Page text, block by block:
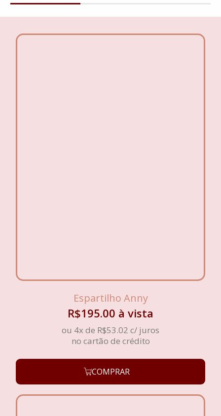
Espartilho Anny
R$195.00 à vista
ou 4x de R$53.02 c/ juros
no cartão de crédito
COMPRAR